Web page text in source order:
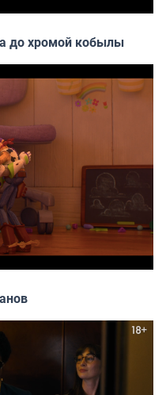
до хромой кобылы